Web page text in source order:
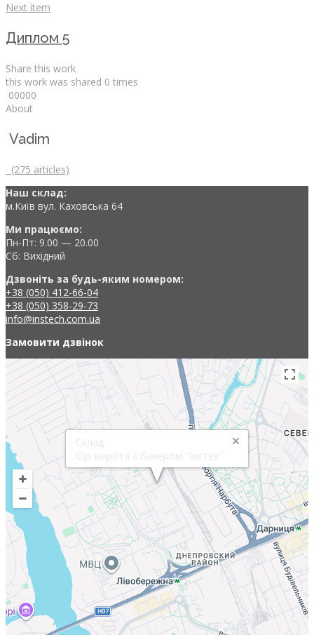
Next item
Диплом 5
Share this work
this work was shared 0 times
00000
About
Vadim
(275 articles)
Наш склад:
м.Київ вул. Каховська 64
Ми працюємо:
Пн-Пт: 9.00 — 20.00
Сб: Вихідний
Дзвоніть за будь-яким номером:
+38 (050) 412-66-04
+38 (050) 358-29-73
info@instech.com.ua
Замовити дзвінок